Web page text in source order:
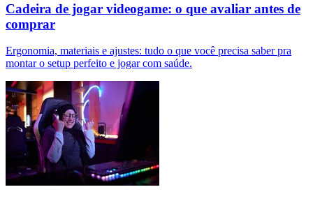
Cadeira de jogar videogame: o que avaliar antes de
comprar
Ergonomia, materiais e ajustes: tudo o que você precisa saber pra
montar o setup perfeito e jogar com saúde.